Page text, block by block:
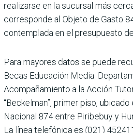
realizarse en la sucursal más
corresponde al Objeto de Gasto
contemplada en el presupuesto
Para mayores datos se puede
Becas Educación Media:
Acompañamiento a la Acción
“Beckelman”, primer piso,
Nacional 874 entre Piribebuy y
La línea telefónica es (021)